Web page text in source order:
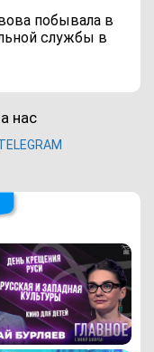
побывала в
службы в
нас